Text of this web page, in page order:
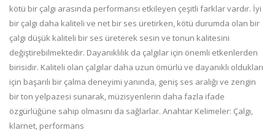
kötü bir çalgı arasında performansı etkileyen çeşitli farklar vardır. İyi
bir çalgı daha kaliteli ve net bir ses üretirken, kötü durumda olan bir
çalgı düşük kaliteli bir ses üreterek sesin ve tonun kalitesini
değiştirebilmektedir. Dayanıklılık da çalgılar için önemli etkenlerden
birisidir. Kaliteli olan çalgılar daha uzun ömürlü ve dayanıklı oldukları
için başarılı bir çalma deneyimi yanında, geniş ses aralığı ve zengin
bir ton yelpazesi sunarak, müzisyenlerin daha fazla ifade
özgürlüğüne sahip olmasını da sağlarlar. Anahtar Kelimeler: Çalgı,
klarnet, performans